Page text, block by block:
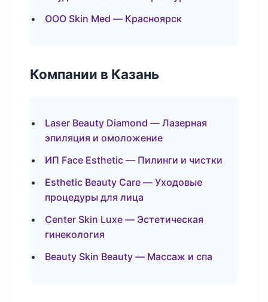
ООО Skin Med — Красноярск
Компании в Казань
Laser Beauty Diamond — Лазерная
эпиляция и омоложение
ИП Face Esthetic — Пилинги и чистки
Esthetic Beauty Care — Уходовые
процедуры для лица
Center Skin Luxe — Эстетическая
гинекология
Beauty Skin Beauty — Массаж и спа